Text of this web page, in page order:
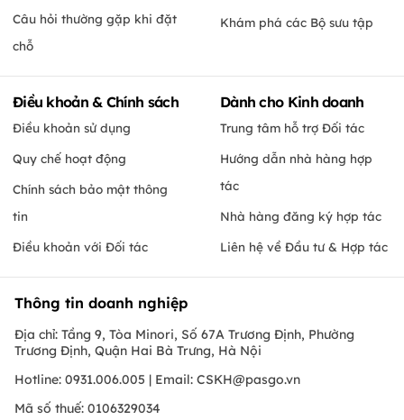
Câu hỏi thường gặp khi đặt
chỗ
Khám phá các Bộ sưu tập
Điều khoản & Chính sách
Điều khoản sử dụng
Quy chế hoạt động
Chính sách bảo mật thông
tin
Điều khoản với Đối tác
Dành cho Kinh doanh
Trung tâm hỗ trợ Đối tác
Hướng dẫn nhà hàng hợp
tác
Nhà hàng đăng ký hợp tác
Liên hệ về Đầu tư & Hợp tác
Thông tin doanh nghiệp
Địa chỉ: Tầng 9, Tòa Minori, Số 67A Trương Định, Phường
Trương Định, Quận Hai Bà Trưng, Hà Nội
Hotline: 0931.006.005 | Email: CSKH@pasgo.vn
Mã số thuế: 0106329034